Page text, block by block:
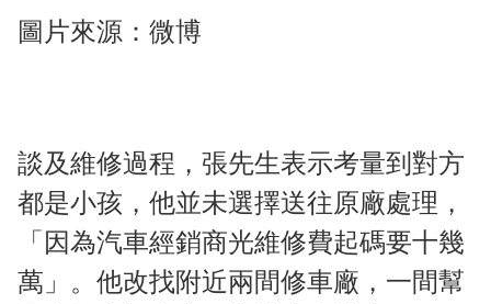
圖片來源：微博
談及維修過程，張先生表示考量到對方
都是小孩，他並未選擇送往原廠處理，
「因為汽車經銷商光維修費起碼要十幾
萬」。他改找附近兩間修車廠，一間幫